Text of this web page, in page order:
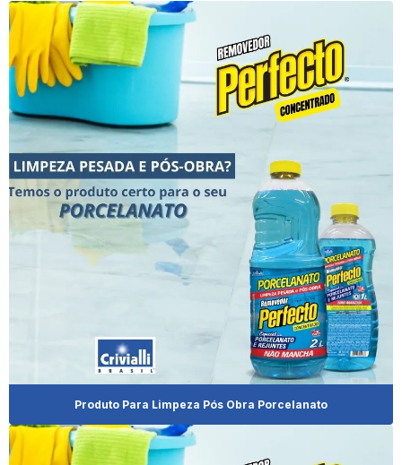
Cera De Carnaúba Líquida
Cera De Carnaúba Para Madeira
Cera De Carnaúba Para Madeira De Demolição
Cera De Carnaúba Para Madeira Escura
Cera De Carnaúba Para Madeira Incolor
Cera De Carnaúba Para Madeira Líquida
Cera De Carnaúba Para Madeira Onde Comprar
Cera De Carnaúba Para Madeira Preço
Cera De Carnaúba Para Madeira Vermelha
Cera De Carnaúba Para Móveis De Madeira
Cera De Carnaúba Preço
Cera Para Móveis Demolição
Cera Móveis De Madeira
Produto Para Limpeza Pós Obra Porcelanato